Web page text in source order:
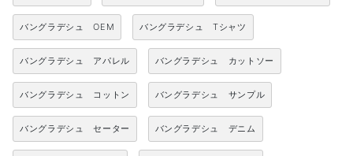
バングラデシュ OEM バングラデシュ Tシャツ
バングラデシュ アパレル バングラデシュ カットソー
バングラデシュ コットン バングラデシュ サンプル
バングラデシュ セーター バングラデシュ デニム